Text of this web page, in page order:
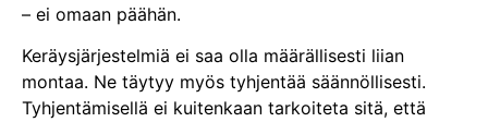
– ei omaan päähän.
Keräysjärjestelmiä ei saa olla määrällisesti liian
montaa. Ne täytyy myös tyhjentää säännöllisesti.
Tyhjentämisellä ei kuitenkaan tarkoiteta sitä, että